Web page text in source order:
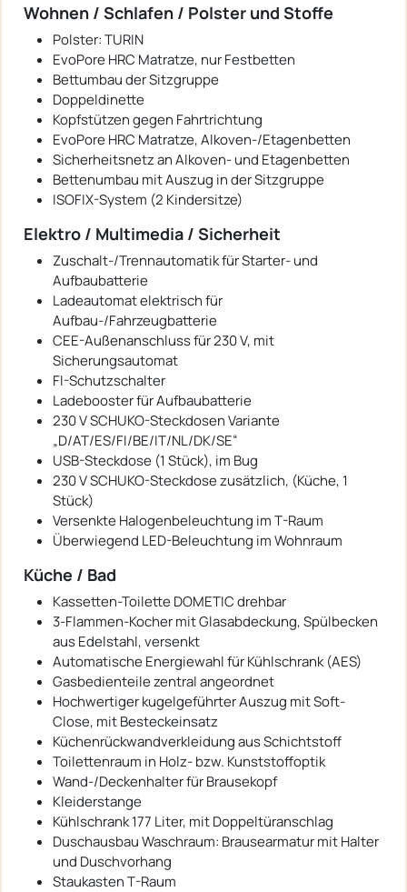
Wohnen / Schlafen / Polster und Stoffe
Polster: TURIN
EvoPore HRC Matratze, nur Festbetten
Bettumbau der Sitzgruppe
Doppeldinette
Kopfstützen gegen Fahrtrichtung
EvoPore HRC Matratze, Alkoven-/Etagenbetten
Sicherheitsnetz an Alkoven- und Etagenbetten
Bettenumbau mit Auszug in der Sitzgruppe
ISOFIX-System (2 Kindersitze)
Elektro / Multimedia / Sicherheit
Zuschalt-/Trennautomatik für Starter- und
Aufbaubatterie
Ladeautomat elektrisch für
Aufbau-/Fahrzeugbatterie
CEE-Außenanschluss für 230 V, mit
Sicherungsautomat
FI-Schutzschalter
Ladebooster für Aufbaubatterie
230 V SCHUKO-Steckdosen Variante
„D/AT/ES/FI/BE/IT/NL/DK/SE“
USB-Steckdose (1 Stück), im Bug
230 V SCHUKO-Steckdose zusätzlich, (Küche, 1
Stück)
Versenkte Halogenbeleuchtung im T-Raum
Überwiegend LED-Beleuchtung im Wohnraum
Küche / Bad
Kassetten-Toilette DOMETIC drehbar
3-Flammen-Kocher mit Glasabdeckung, Spülbecken
aus Edelstahl, versenkt
Automatische Energiewahl für Kühlschrank (AES)
Gasbedienteile zentral angeordnet
Hochwertiger kugelgeführter Auszug mit Soft-
Close, mit Besteckeinsatz
Küchenrückwandverkleidung aus Schichtstoff
Toilettenraum in Holz- bzw. Kunststoffoptik
Wand-/Deckenhalter für Brausekopf
Kleiderstange
Kühlschrank 177 Liter, mit Doppeltüranschlag
Duschausbau Waschraum: Brausearmatur mit Halter
und Duschvorhang
Staukasten T-Raum